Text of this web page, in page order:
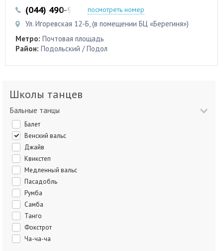
(044) 490-90-99посмотреть номер
Ул. Игоревская 12-Б, (в помещении БЦ «Берегиня»)
Метро: Почтовая площадь
Район: Подольский / Подол
Школы танцев
Бальные танцы
Балет
Венский вальс
Джайв
Квикстеп
Медленный вальс
Пасадобль
Румба
Самба
Танго
Фокстрот
Ча-ча-ча